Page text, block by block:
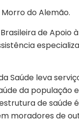
do Alemão.
de Apoio
leva
da
de
moradores de